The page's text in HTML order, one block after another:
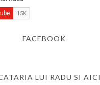
FACEBOOK
LUI RADU SI AICI